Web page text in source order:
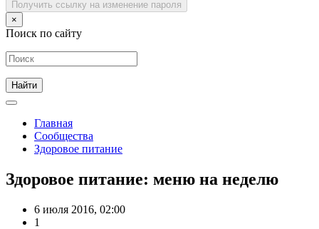
Получить ссылку на изменение пароля
×
Поиск по сайту
Главная
Сообщества
Здоровое питание
Здоровое питание: меню на неделю
6 июля 2016, 02:00
1